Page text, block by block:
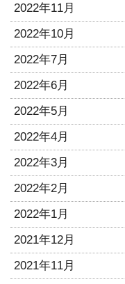
2022年11月
2022年10月
2022年7月
2022年6月
2022年5月
2022年4月
2022年3月
2022年2月
2022年1月
2021年12月
2021年11月